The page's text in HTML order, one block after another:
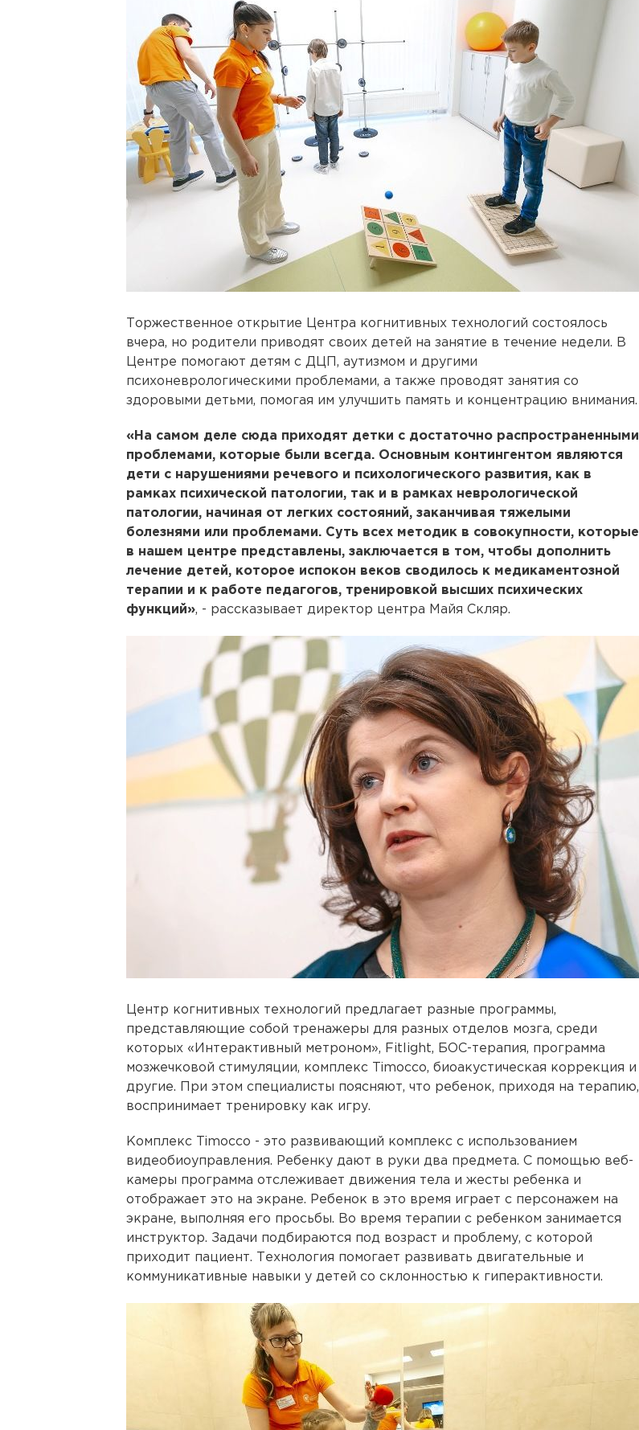
Торжественное открытие Центра когнитивных технологий состоялось
вчера, но родители приводят своих детей на занятие в течение недели. В
Центре помогают детям с ДЦП, аутизмом и другими
психоневрологическими проблемами, а также проводят занятия со
здоровыми детьми, помогая им улучшить память и концентрацию внимания.
«На самом деле сюда приходят детки с достаточно распространенными
проблемами, которые были всегда. Основным контингентом являются
дети с нарушениями речевого и психологического развития, как в
рамках психической патологии, так и в рамках неврологической
патологии, начиная от легких состояний, заканчивая тяжелыми
болезнями или проблемами. Суть всех методик в совокупности, которые
в нашем центре представлены, заключается в том, чтобы дополнить
лечение детей, которое испокон веков сводилось к медикаментозной
терапии и к работе педагогов, тренировкой высших психических
функций», - рассказывает директор центра Майя Скляр.
Центр когнитивных технологий предлагает разные программы,
представляющие собой тренажеры для разных отделов мозга, среди
которых «Интерактивный метроном», Fitlight, БОС-терапия, программа
мозжечковой стимуляции, комплекс Timocco, биоакустическая коррекция и
другие. При этом специалисты поясняют, что ребенок, приходя на терапию,
воспринимает тренировку как игру.
Комплекс Timocco - это развивающий комплекс с использованием
видеобиоуправления. Ребенку дают в руки два предмета. С помощью веб-
камеры программа отслеживает движения тела и жесты ребенка и
отображает это на экране. Ребенок в это время играет с персонажем на
экране, выполняя его просьбы. Во время терапии с ребенком занимается
инструктор. Задачи подбираются под возраст и проблему, с которой
приходит пациент. Технология помогает развивать двигательные и
коммуникативные навыки у детей со склонностью к гиперактивности.